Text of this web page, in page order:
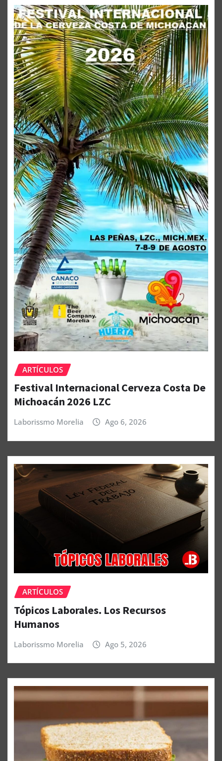
ARTÍCULOS
Festival Internacional Cerveza Costa De
Michoacán 2026 LZC
Laborissmo Morelia Ago 6, 2026
ARTÍCULOS
Tópicos Laborales. Los Recursos
Humanos
Laborissmo Morelia Ago 5, 2026